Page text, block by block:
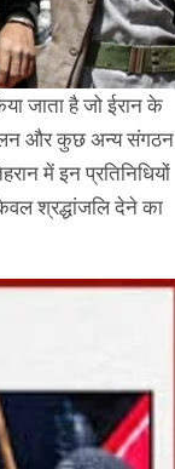
जाता है जो ईरान के
और कुछ अन्य संगठन
में इन प्रतिनिधियों
श्रद्धांजलि देने का